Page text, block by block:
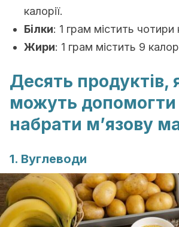
калорії.
Білки: 1 грам містить чотири
Жири: 1 грам містить 9
Десять продуктів,
можуть
набрати м’язову
1. Вуглеводи